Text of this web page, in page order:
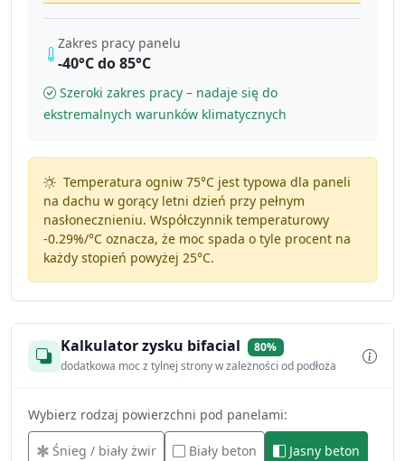
Zakres pracy panelu
-40°C do 85°C
Szeroki zakres pracy – nadaje się do
ekstremalnych warunków klimatycznych
Temperatura ogniw 75°C jest typowa dla paneli
na dachu w gorący letni dzień przy pełnym
nasłonecznieniu. Współczynnik temperaturowy
-0.29%/°Coznacza, że moc spada o tyle procent na
każdy stopień powyżej 25°C.
Kalkulator zysku bifacial
80%
dodatkowa moc z tylnej strony w zależności od podłoża
Wybierz rodzaj powierzchni pod panelami:
Śnieg / biały żwir Biały beton Jasny beton